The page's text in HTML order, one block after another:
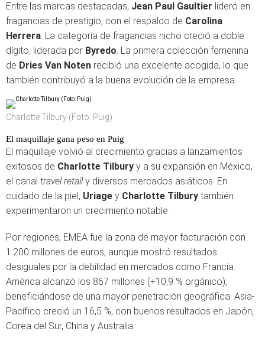
Entre las marcas destacadas, Jean Paul Gaultier lideró en
fragancias de prestigio, con el respaldo de Carolina
Herrera. La categoría de fragancias nicho creció a doble
dígito, liderada por Byredo. La primera colección femenina
de Dries Van Noten recibió una excelente acogida, lo que
también contribuyó a la buena evolución de la empresa.
Charlotte Tilbury (Foto: Puig)
El maquillaje gana peso en Puig
El maquillaje volvió al crecimiento gracias a lanzamientos
exitosos de Charlotte Tilbury y a su expansión en México,
el canal travel retaily diversos mercados asiáticos. En
cuidado de la piel, Uriage y Charlotte Tilbury también
experimentaron un crecimiento notable.
Por regiones, EMEA fue la zona de mayor facturación con
1.200 millones de euros, aunque mostró resultados
desiguales por la debilidad en mercados como Francia.
América alcanzó los 867 millones (+10,9 % orgánico),
beneficiándose de una mayor penetración geográfica. Asia-
Pacífico creció un 16,5 %, con buenos resultados en Japón,
Corea del Sur, China y Australia.